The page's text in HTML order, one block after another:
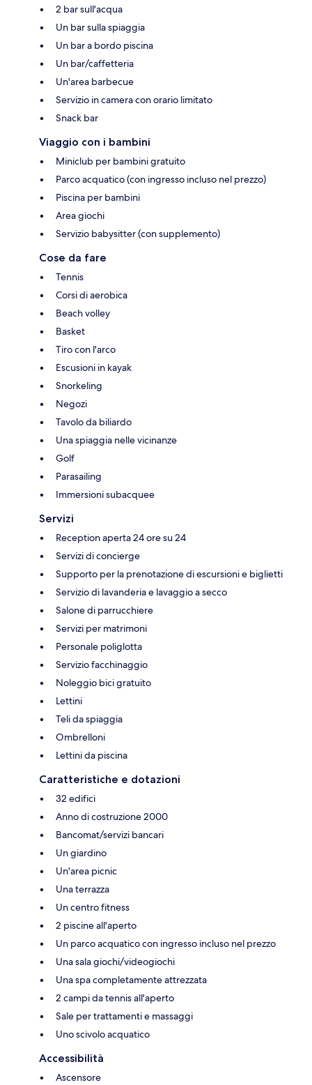
2 bar sull'acqua
Un bar sulla spiaggia
Un bar a bordo piscina
Un bar/caffetteria
Un'area barbecue
Servizio in camera con orario limitato
Snack bar
Viaggio con i bambini
Miniclub per bambini gratuito
Parco acquatico (con ingresso incluso nel prezzo)
Piscina per bambini
Area giochi
Servizio babysitter (con supplemento)
Cose da fare
Tennis
Corsi di aerobica
Beach volley
Basket
Tiro con l'arco
Escusioni in kayak
Snorkeling
Negozi
Tavolo da biliardo
Una spiaggia nelle vicinanze
Golf
Parasailing
Immersioni subacquee
Servizi
Reception aperta 24 ore su 24
Servizi di concierge
Supporto per la prenotazione di escursioni e biglietti
Servizio di lavanderia e lavaggio a secco
Salone di parrucchiere
Servizi per matrimoni
Personale poliglotta
Servizio facchinaggio
Noleggio bici gratuito
Lettini
Teli da spiaggia
Ombrelloni
Lettini da piscina
Caratteristiche e dotazioni
32 edifici
Anno di costruzione 2000
Bancomat/servizi bancari
Un giardino
Un'area picnic
Una terrazza
Un centro fitness
2 piscine all'aperto
Un parco acquatico con ingresso incluso nel prezzo
Una sala giochi/videogiochi
Una spa completamente attrezzata
2 campi da tennis all'aperto
Sale per trattamenti e massaggi
Uno scivolo acquatico
Accessibilità
Ascensore